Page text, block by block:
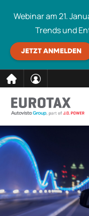
direkt
zum
Webinar am 21.
Trends und
JETZT ANMELDEN
Eurotax